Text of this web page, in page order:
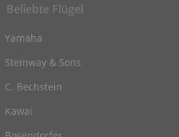
Beliebte Flügel
Yamaha
Steinway & Sons
C. Bechstein
Kawai